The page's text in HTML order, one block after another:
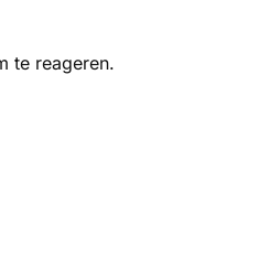
te reageren.